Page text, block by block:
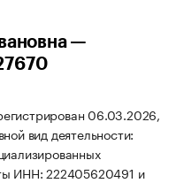
—
06.03.2026,
вид деятельности:
ИНН: 222405620491 и